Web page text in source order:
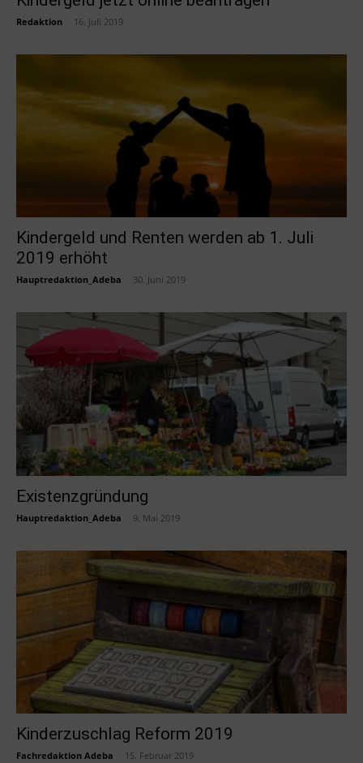
Redaktion 16. Juli 2019
Kindergeld und Renten werden ab 1. Juli
2019 erhöht
Hauptredaktion_Adeba 30. Juni 2019
Existenzgründung
Hauptredaktion_Adeba 9. Mai 2019
Kinderzuschlag Reform 2019
Fachredaktion Adeba 15. Februar 2019